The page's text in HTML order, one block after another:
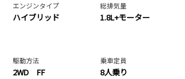
エンジンタイプ
ハイブリッド
総排気量
1.8L+モーター
駆動方法
2WD FF
乗車定員
8人乗り